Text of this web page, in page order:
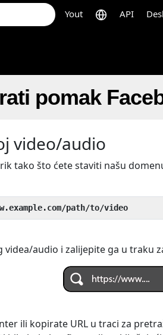
Yout API
pomak
video/audio
tako što ćete staviti našu
path/to/video
videa/audio i zalijepite ga u traku
ili kopirate URL u traci za